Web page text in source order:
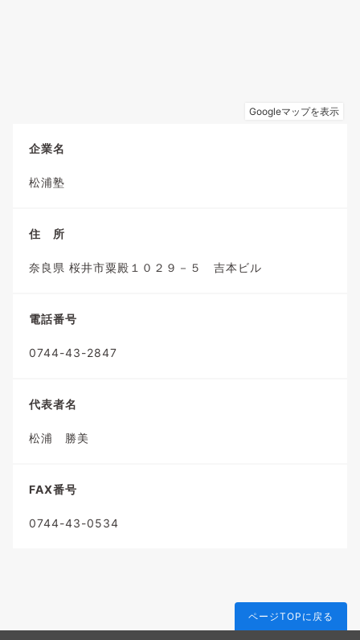
企業名
松浦塾
住 所
奈良県 桜井市粟殿１０２９－５ 吉本ビル
電話番号
0744-43-2847
代表者名
松浦 勝美
FAX番号
0744-43-0534
ページTOPに戻る